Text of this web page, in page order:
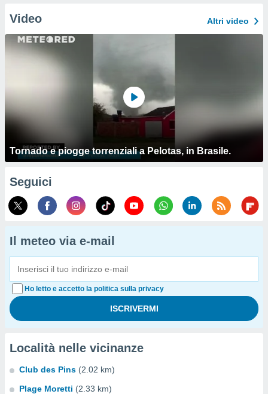
Video Altri video
Tornado e piogge torrenziali a Pelotas, in Brasile.
Seguici
Il meteo via e-mail
Ho letto e accetto la politica sulla privacy
Località nelle vicinanze
Club des Pins (2.02 km)
Plage Moretti (2.33 km)